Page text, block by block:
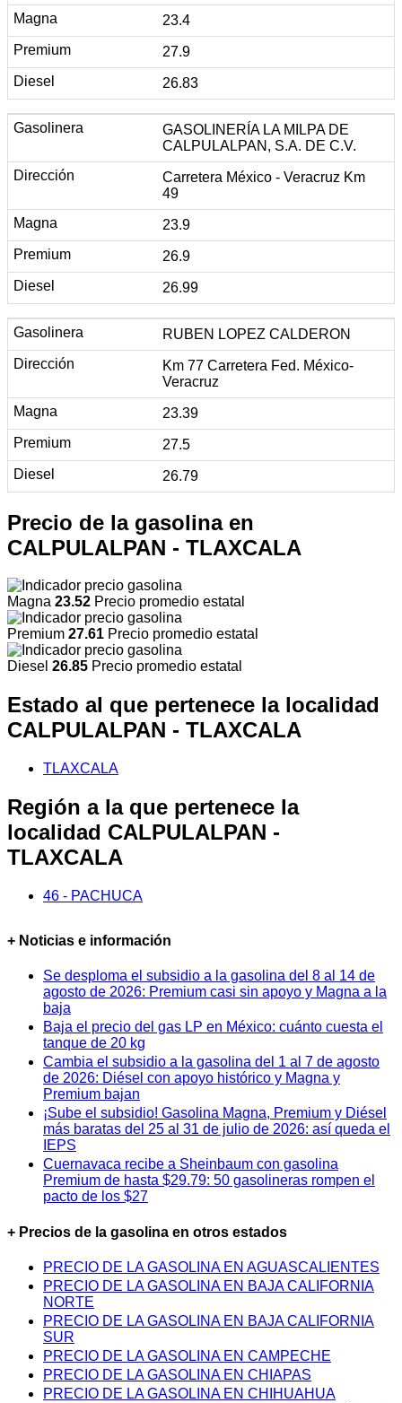
23.4
27.9
26.83
GASOLINERÍA LA MILPA DE
CALPULALPAN, S.A. DE C.V.
Carretera México - Veracruz Km
49
23.9
26.9
26.99
RUBEN LOPEZ CALDERON
Km 77 Carretera Fed. México-
Veracruz
23.39
27.5
26.79
Precio de la gasolina en
CALPULALPAN - TLAXCALA
Magna 23.52 Precio promedio estatal
Premium 27.61 Precio promedio estatal
Diesel 26.85 Precio promedio estatal
Estado al que pertenece la localidad
CALPULALPAN - TLAXCALA
TLAXCALA
Región a la que pertenece la
localidad CALPULALPAN -
TLAXCALA
46 - PACHUCA
+ Noticias e información
Se desploma el subsidio a la gasolina del 8 al 14 de
agosto de 2026: Premium casi sin apoyo y Magna a la
baja
Baja el precio del gas LP en México: cuánto cuesta el
tanque de 20 kg
Cambia el subsidio a la gasolina del 1 al 7 de agosto
de 2026: Diésel con apoyo histórico y Magna y
Premium bajan
¡Sube el subsidio! Gasolina Magna, Premium y Diésel
más baratas del 25 al 31 de julio de 2026: así queda el
IEPS
Cuernavaca recibe a Sheinbaum con gasolina
Premium de hasta $29.79: 50 gasolineras rompen el
pacto de los $27
+ Precios de la gasolina en otros estados
PRECIO DE LA GASOLINA EN AGUASCALIENTES
PRECIO DE LA GASOLINA EN BAJA CALIFORNIA
NORTE
PRECIO DE LA GASOLINA EN BAJA CALIFORNIA
SUR
PRECIO DE LA GASOLINA EN CAMPECHE
PRECIO DE LA GASOLINA EN CHIAPAS
PRECIO DE LA GASOLINA EN CHIHUAHUA